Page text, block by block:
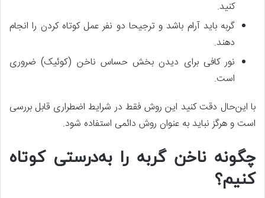
کنید.
گربه باید آرام باشد و ترجیحا دو نفر عمل کوتاه کردن را انجام
دهند.
نور کافی برای دیدن بخش حساس ناخن (کوئیک) ضروری
است.
با این‌حال دقت کنید این روش فقط در شرایط اضطراری قابل بررسی
است و هرگز نباید به عنوان روش دائمی استفاده شود.
چگونه ناخن گربه را به‌درستی کوتاه
کنیم؟